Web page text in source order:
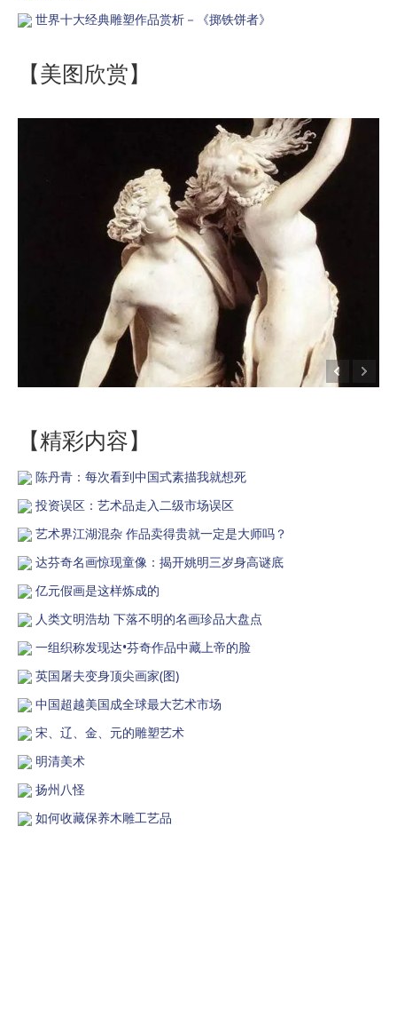
世界十大经典雕塑作品赏析－《掷铁饼者》
【美图欣赏】
【精彩内容】
陈丹青：每次看到中国式素描我就想死
投资误区：艺术品走入二级市场误区
艺术界江湖混杂 作品卖得贵就一定是大师吗？
达芬奇名画惊现童像：揭开姚明三岁身高谜底
亿元假画是这样炼成的
人类文明浩劫 下落不明的名画珍品大盘点
一组织称发现达•芬奇作品中藏上帝的脸
英国屠夫变身顶尖画家(图)
中国超越美国成全球最大艺术市场
宋、辽、金、元的雕塑艺术
明清美术
扬州八怪
如何收藏保养木雕工艺品